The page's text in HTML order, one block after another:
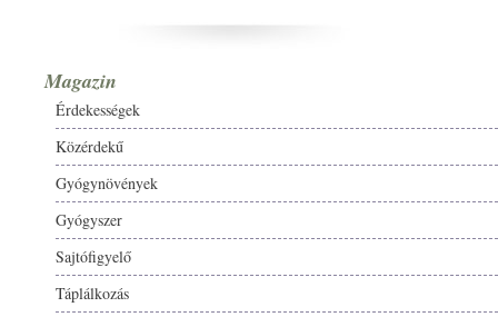
Magazin
Érdekességek
Közérdekű
Gyógynövények
Gyógyszer
Sajtófigyelő
Táplálkozás